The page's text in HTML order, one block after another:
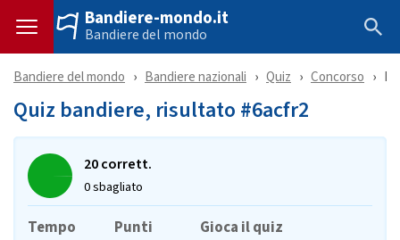
Bandiere-mondo.it
Bandiere del mondo
Bandiere del mondo Bandiere nazionali Quiz Concorso
Quiz bandiere, risultato #6acfr2
20 corrett.
0 sbagliato
Tempo Punti Gioca il quiz